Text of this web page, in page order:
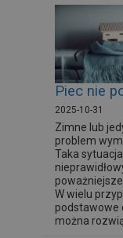
Piec nie
2025-10-31
Zimne lub
problem
Taka
W wielu
podstawowe
można